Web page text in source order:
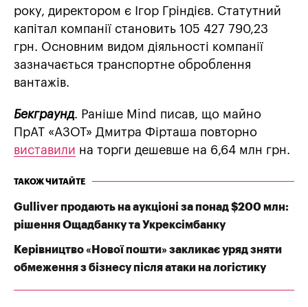
року, директором є Ігор Гріндієв. Статутний
капітал компанії становить 105 427 790,23
грн. Основним видом діяльності компанії
зазначається транспортне оброблення
вантажів.
Бекграунд. Раніше Mind писав, що майно
ПрАТ «АЗОТ» Дмитра Фірташа повторно
виставили на торги дешевше на 6,64 млн грн.
ТАКОЖ ЧИТАЙТЕ
Gulliver продають на аукціоні за понад $200 млн:
рішення Ощадбанку та Укрексімбанку
Керівництво «Нової пошти» закликає уряд зняти
обмеження з бізнесу після атаки на логістику